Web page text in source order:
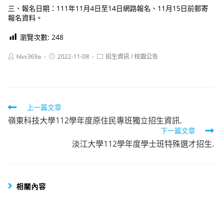
三、報名日期：111年11月4日至14日網路報名、11月15日前郵寄
報名資料。
瀏覽次數: 248
Posthlvs369a
Post2022-11-08
Post招生資訊/校園公告
Read
more
上一篇文章
嶺東科技大學112學年度原住民專班獨立招生資訊.
下一篇文章
淡江大學112學年度學士班特殊選才招生.
相關內容